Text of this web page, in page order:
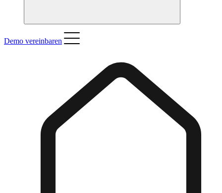
Demo vereinbaren